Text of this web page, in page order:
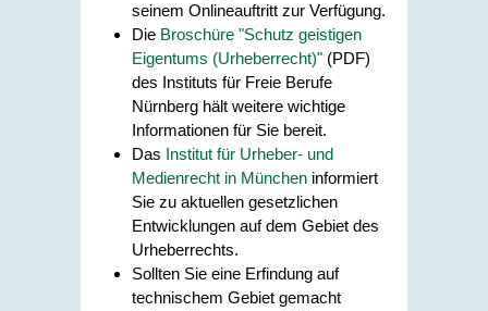
seinem Onlineauftritt zur Verfügung.
Die Broschüre "Schutz geistigen
Eigentums (Urheberrecht)" (PDF)
des Instituts für Freie Berufe
Nürnberg hält weitere wichtige
Informationen für Sie bereit.
Das Institut für Urheber- und
Medienrecht in München informiert
Sie zu aktuellen gesetzlichen
Entwicklungen auf dem Gebiet des
Urheberrechts.
Sollten Sie eine Erfindung auf
technischem Gebiet gemacht